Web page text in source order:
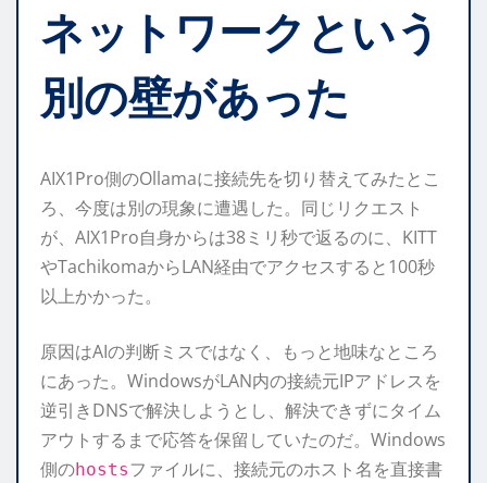
ネットワークという
別の壁があった
AIX1Pro側のOllamaに接続先を切り替えてみたとこ
ろ、今度は別の現象に遭遇した。同じリクエスト
が、AIX1Pro自身からは38ミリ秒で返るのに、KITT
やTachikomaからLAN経由でアクセスすると100秒
以上かかった。
原因はAIの判断ミスではなく、もっと地味なところ
にあった。WindowsがLAN内の接続元IPアドレスを
逆引きDNSで解決しようとし、解決できずにタイム
アウトするまで応答を保留していたのだ。Windows
側のhostsファイルに、接続元のホスト名を直接書